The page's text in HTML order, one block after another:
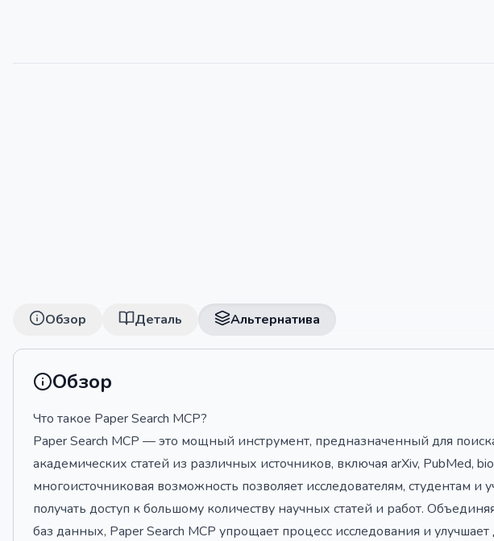
Обзор Деталь Альтернатива
Обзор
Что такое Paper Search MCP?
Paper Search MCP — это мощный инструмент, предназначенный для
академических статей из различных источников, включая arXiv, PubMed,
многоисточниковая возможность позволяет исследователям, студентам
получать доступ к большому количеству научных статей и работ.
баз данных, Paper Search MCP упрощает процесс исследования и улучшает